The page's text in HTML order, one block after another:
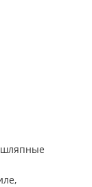
шляпные